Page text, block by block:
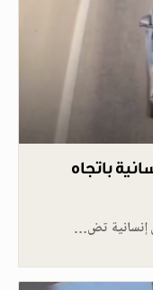
باتجاه
إنسانية تض…